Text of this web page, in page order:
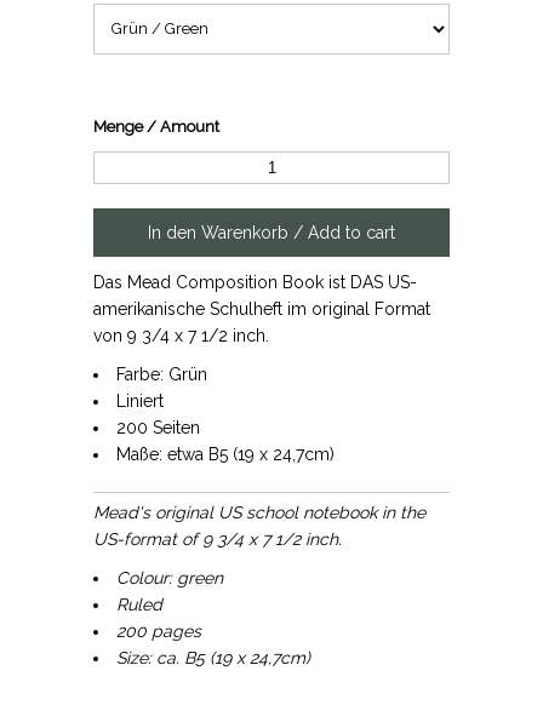
Menge / Amount
Das Mead Composition Book ist DAS US-
amerikanische Schulheft im original Format
von 9 3/4 x 7 1/2 inch.
Farbe: Grün
Liniert
200 Seiten
Maße: etwa B5 (19 x 24,7cm)
Mead's original US school notebook in the
US-format of 9 3/4 x 7 1/2 inch.
Colour: green
Ruled
200 pages
Size: ca. B5 (19 x 24,7cm)